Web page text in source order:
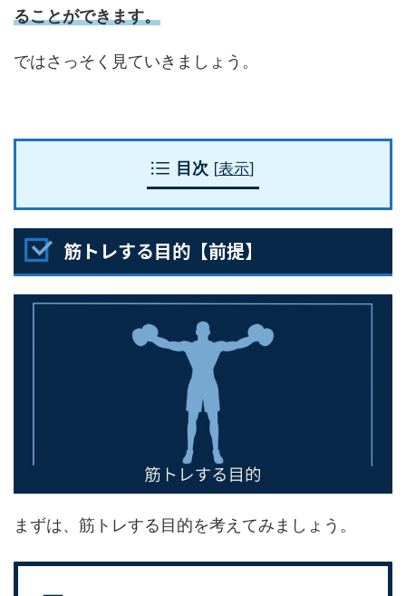
ることができます。
ではさっそく見ていきましょう。
目次 [表示]
筋トレする目的【前提】
まずは、筋トレする目的を考えてみましょう。